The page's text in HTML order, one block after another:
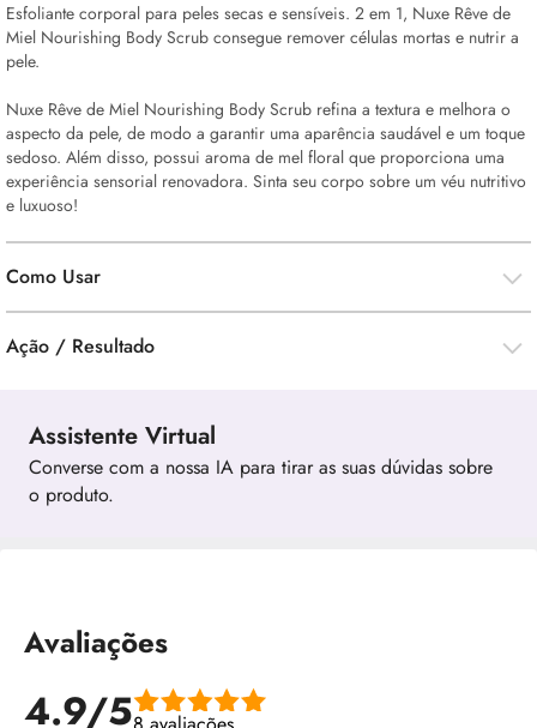
Esfoliante corporal para peles secas e sensíveis. 2 em 1, Nuxe Rêve de
Miel Nourishing Body Scrub consegue remover células mortas e nutrir a
pele.
Nuxe Rêve de Miel Nourishing Body Scrub refina a textura e melhora o
aspecto da pele, de modo a garantir uma aparência saudável e um toque
sedoso. Além disso, possui aroma de mel floral que proporciona uma
experiência sensorial renovadora. Sinta seu corpo sobre um véu nutritivo
e luxuoso!
Como Usar
Ação / Resultado
Assistente Virtual
Converse com a nossa IA para tirar as suas dúvidas sobre
o produto.
Avaliações
4.9/5